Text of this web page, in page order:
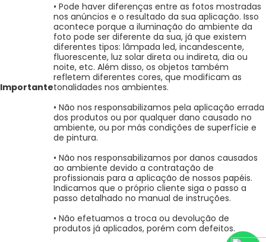
Importante
• Pode haver diferenças entre as fotos mostradas
nos anúncios e o resultado da sua aplicação. Isso
acontece porque a iluminação do ambiente da
foto pode ser diferente da sua, já que existem
diferentes tipos: lâmpada led, incandescente,
fluorescente, luz solar direta ou indireta, dia ou
noite, etc. Além disso, os objetos também
refletem diferentes cores, que modificam as
tonalidades nos ambientes.
• Não nos responsabilizamos pela aplicação errada
dos produtos ou por qualquer dano causado no
ambiente, ou por más condições de superfície e
de pintura.
• Não nos responsabilizamos por danos causados
ao ambiente devido a contratação de
profissionais para a aplicação de nossos papéis.
Indicamos que o próprio cliente siga o passo a
passo detalhado no manual de instruções.
• Não efetuamos a troca ou devolução de
produtos já aplicados, porém com defeitos.